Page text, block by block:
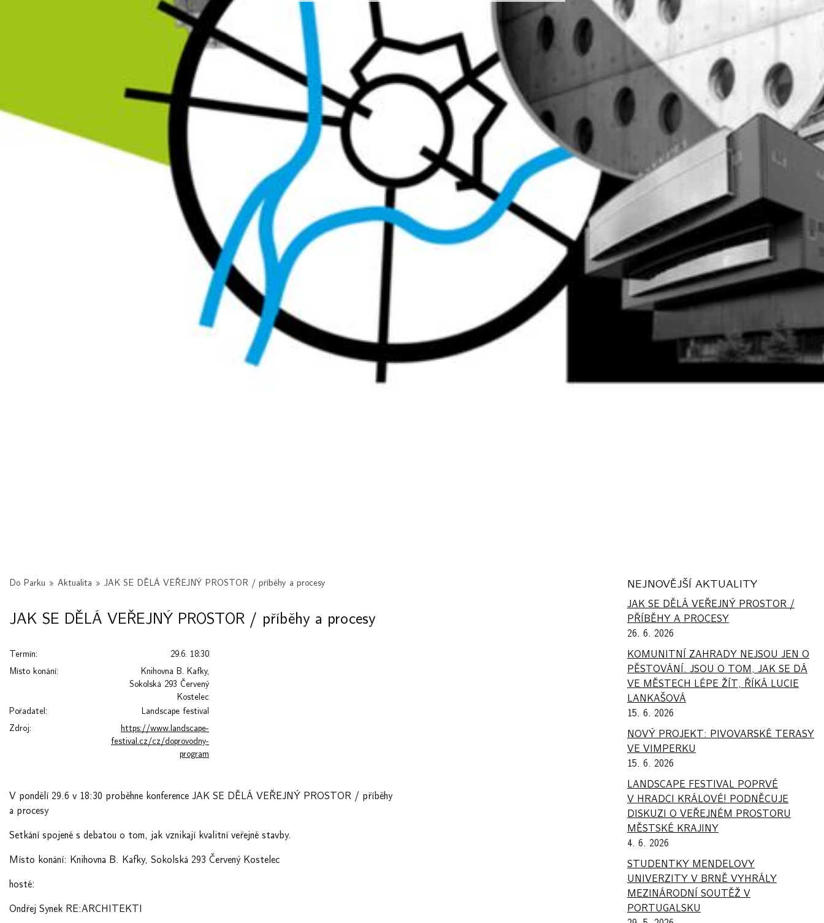
Do Parku » Aktualita » JAK SE DĚLÁ VEŘEJNÝ PROSTOR / příběhy a procesy
JAK SE DĚLÁ VEŘEJNÝ PROSTOR / příběhy a procesy
Termín:
29.6. 18:30
Místo konání:
Knihovna B. Kafky,
Sokolská 293 Červený
Kostelec
Pořadatel:
Landscape festival
Zdroj:
https://www.landscape-
festival.cz/cz/doprovodny-
program
V pondělí 29.6 v 18:30 proběhne konference JAK SE DĚLÁ VEŘEJNÝ PROSTOR / příběhy
a procesy
Setkání spojené s debatou o tom, jak vznikají kvalitní veřejné stavby.
Místo konání: Knihovna B. Kafky, Sokolská 293 Červený Kostelec
hosté:
Ondřej Synek RE:ARCHITEKTI
NEJNOVĚJŠÍ AKTUALITY
JAK SE DĚLÁ VEŘEJNÝ PROSTOR /
PŘÍBĚHY A PROCESY
26. 6. 2026
KOMUNITNÍ ZAHRADY NEJSOU JEN O
PĚSTOVÁNÍ. JSOU O TOM, JAK SE DÁ
VE MĚSTECH LÉPE ŽÍT, ŘÍKÁ LUCIE
LANKAŠOVÁ
15. 6. 2026
NOVÝ PROJEKT: PIVOVARSKÉ TERASY
VE VIMPERKU
15. 6. 2026
LANDSCAPE FESTIVAL POPRVÉ
V HRADCI KRÁLOVÉ! PODNĚCUJE
DISKUZI O VEŘEJNÉM PROSTORU
MĚSTSKÉ KRAJINY
4. 6. 2026
STUDENTKY MENDELOVY
UNIVERZITY V BRNĚ VYHRÁLY
MEZINÁRODNÍ SOUTĚŽ V
PORTUGALSKU